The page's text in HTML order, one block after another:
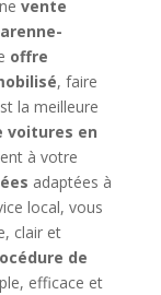
vente
offre
, faire
la meilleure
voitures en
à votre
adaptées à
local, vous
clair et
de
efficace et